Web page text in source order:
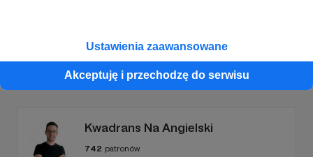
Ustawienia zaawansowane
Akceptuję i przechodzę do serwisu
Promowani autorzy
Kwadrans Na Angielski
742 patronów